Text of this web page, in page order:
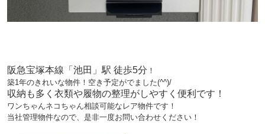
阪急宝塚本線「池田」駅 徒歩5分 ！
築1年のきれいな物件！空き予定がでました(^^)/
収納も多く衣類や履物の整理がしやすく便利です！
ワンちゃんネコちゃん相談可能なレア物件です！
当社管理物件なので、 是非一度お問い合わせください！